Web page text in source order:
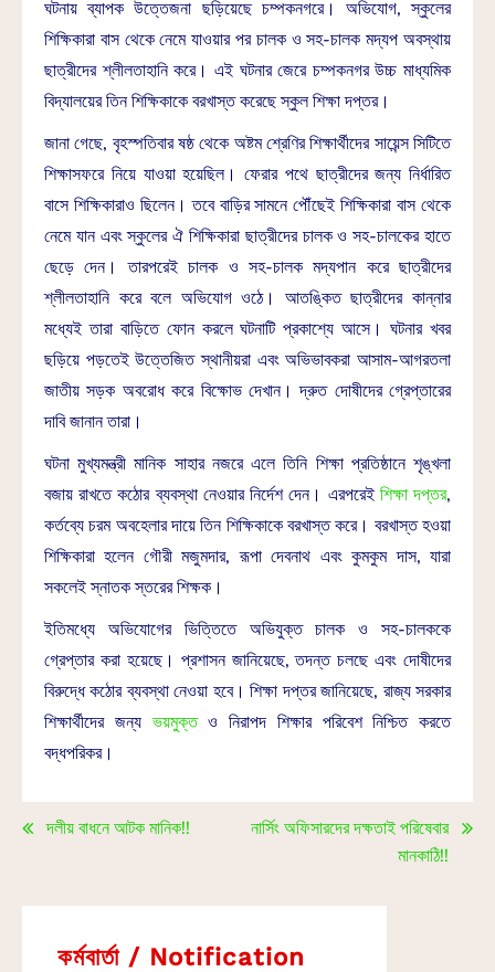
ঘটনায় ব্যাপক উত্তেজনা ছড়িয়েছে চম্পকনগরে। অভিযোগ, স্কুলের
শিক্ষিকারা বাস থেকে নেমে যাওয়ার পর চালক ও সহ-চালক মদ্যপ অবস্থায়
ছাত্রীদের শ্লীলতাহানি করে। এই ঘটনার জেরে চম্পকনগর উচ্চ মাধ্যমিক
বিদ্যালয়ের তিন শিক্ষিকাকে বরখাস্ত করেছে স্কুল শিক্ষা দপ্তর।
জানা গেছে, বৃহস্পতিবার ষষ্ঠ থেকে অষ্টম শ্রেণির শিক্ষার্থীদের সায়েন্স সিটিতে
শিক্ষাসফরে নিয়ে যাওয়া হয়েছিল। ফেরার পথে ছাত্রীদের জন্য নির্ধারিত
বাসে শিক্ষিকারাও ছিলেন। তবে বাড়ির সামনে পৌঁছেই শিক্ষিকারা বাস থেকে
নেমে যান এবং স্কুলের ঐ শিক্ষিকারা ছাত্রীদের চালক ও সহ-চালকের হাতে
ছেড়ে দেন। তারপরেই চালক ও সহ-চালক মদ্যপান করে ছাত্রীদের
শ্লীলতাহানি করে বলে অভিযোগ ওঠে। আতঙ্কিত ছাত্রীদের কান্নার
মধ্যেই তারা বাড়িতে ফোন করলে ঘটনাটি প্রকাশ্যে আসে। ঘটনার খবর
ছড়িয়ে পড়তেই উত্তেজিত স্থানীয়রা এবং অভিভাবকরা আসাম-আগরতলা
জাতীয় সড়ক অবরোধ করে বিক্ষোভ দেখান। দ্রুত দোষীদের গ্রেপ্তারের
দাবি জানান তারা।
ঘটনা মুখ্যমন্ত্রী মানিক সাহার নজরে এলে তিনি শিক্ষা প্রতিষ্ঠানে শৃঙ্খলা
বজায় রাখতে কঠোর ব্যবস্থা নেওয়ার নির্দেশ দেন। এরপরেই শিক্ষা দপ্তর,
কর্তব্যে চরম অবহেলার দায়ে তিন শিক্ষিকাকে বরখাস্ত করে। বরখাস্ত হওয়া
শিক্ষিকারা হলেন গৌরী মজুমদার, রূপা দেবনাথ এবং কুমকুম দাস, যারা
সকলেই স্নাতক স্তরের শিক্ষক।
ইতিমধ্যে অভিযোগের ভিত্তিতে অভিযুক্ত চালক ও সহ-চালককে
গ্রেপ্তার করা হয়েছে। প্রশাসন জানিয়েছে, তদন্ত চলছে এবং দোষীদের
বিরুদ্ধে কঠোর ব্যবস্থা নেওয়া হবে। শিক্ষা দপ্তর জানিয়েছে, রাজ্য সরকার
শিক্ষার্থীদের জন্য ভয়মুক্তও নিরাপদ শিক্ষার পরিবেশ নিশ্চিত করতে
বদ্ধপরিকর।
দলীয় বাধনে আটক মানিক!!
নার্সিং অফিসারদের দক্ষতাই পরিষেবার
মানকাঠি!!
কর্মবার্তা / Notification